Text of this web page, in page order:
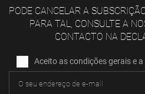
PODE CANCELAR A
PARA TAL, CONSULTE A
CONTACTO NA
Aceito as condições gerais e